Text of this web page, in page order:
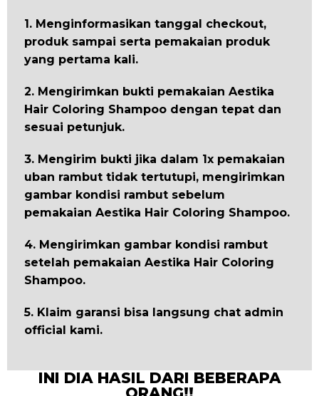
1. Menginformasikan tanggal checkout,
produk sampai serta pemakaian produk
yang pertama kali.
2. Mengirimkan bukti pemakaian Aestika
Hair Coloring Shampoo dengan tepat dan
sesuai petunjuk.
3. Mengirim bukti jika dalam 1x pemakaian
uban rambut tidak tertutupi, mengirimkan
gambar kondisi rambut sebelum
pemakaian Aestika Hair Coloring Shampoo.
4. Mengirimkan gambar kondisi rambut
setelah pemakaian Aestika Hair Coloring
Shampoo.
5. Klaim garansi bisa langsung chat admin
official kami.
INI DIA HASIL DARI BEBERAPA